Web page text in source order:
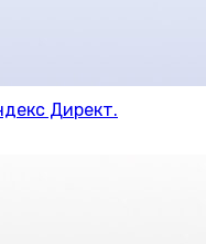
Директ.